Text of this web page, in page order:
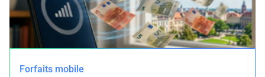
Forfaits mobile